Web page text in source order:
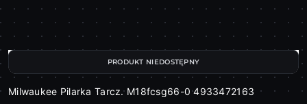
Milwaukee Pilarka Tarcz. M18fcsg66-0 4933472163
PRODUKT NIEDOSTĘPNY